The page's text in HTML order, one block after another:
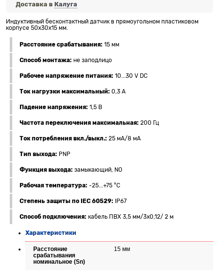
Доставка в Калуга
Индуктивный бесконтактный датчик в прямоугольном пластиковом
корпусе 50х30х15 мм.
Расстояние срабатывания: 15 мм
Способ монтажа: не заподлицо
Рабочее напряжение питания: 10...30 V DC
Ток нагрузки максимальный: 0,3 А
Падение напряжения: 1,5 В
Частота переключения максимальная: 200 Гц
Ток потребления вкл./выкл.: 25 мА/8 мА
Тип выхода: PNP
Функция выхода: замыкающий, NO
Рабочая температура: -25...+75 °C
Степень защиты по IEC 60529: IP67
Способ подключения: кабель ПВХ 3,5 мм/3x0,12/ 2 м
Характеристики
Расстояние
срабатывания
номинальное (Sn)
15 мм